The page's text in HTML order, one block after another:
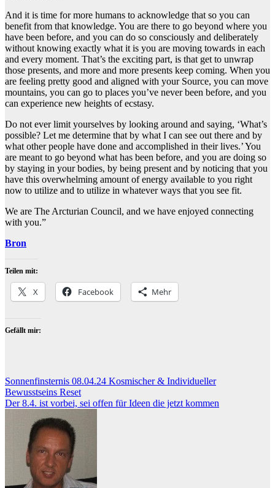
And it is time for more humans to acknowledge that so you can
benefit from that knowledge. You are there to go beyond where you
have been before, and you can do so consciously and deliberately
without knowing exactly what it is you are moving towards in each
and every moment. That’s the exciting part, is that get to unwrap
those presents, and more and more presents keep coming. When you
are feeling pretty good and aligned with your Source, you can move
mountains, you can go to places you’ve never been before, and you
can experience new heights of ecstasy.
Do not ever limit yourselves by looking around and saying, ‘What’s
possible? Let me determine that by what I can see out there and by
what other people have done and accomplished in their lives.’ You
are meant to go beyond what has been before, and you are doing so
by staying in your bodies, by being present and by noticing that you
have this overwhelming amount of energy available to you right
now to utilize and to utilize in whatever ways that you see fit.
We are The Arcturian Council, and we have enjoyed connecting
with you.”
Bron
Teilen mit:
X Facebook Mehr
Gefällt mir:
Beitragsnavigation
Sonnenfinsternis 08.04.24 Kosmischer & Individueller
Bewusstseins Reset
Der 8.4. ist vorbei, sei offen für Ideen die jetzt kommen